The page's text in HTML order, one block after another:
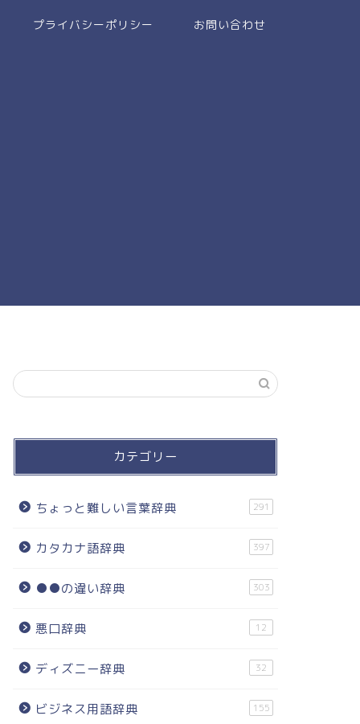
プライバシーポリシー お問い合わせ
カテゴリー
ちょっと難しい言葉辞典 291
カタカナ語辞典 397
●●の違い辞典 303
悪口辞典 12
ディズニー辞典 32
ビジネス用語辞典 155